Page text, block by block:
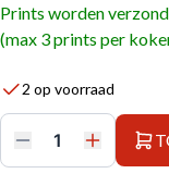
Prints worden
(max 3 prints per
2 op voorraad
Squadron
Prints